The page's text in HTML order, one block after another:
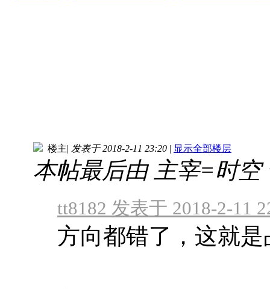
楼主| 发表于 2018-2-11 23:20 | 显示全部楼层
本帖最后由 主宰=时空
tt8182 发表于 2018-2-11
方向都错了，这就是